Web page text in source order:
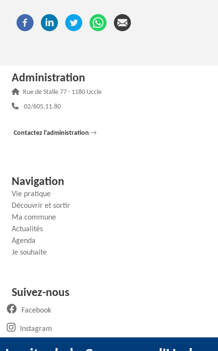
Administration
Adresse :
Rue de Stalle 77 - 1180 Uccle
Téléphone :
02/605.11.80
Contactez l'administration →
Navigation
Vie pratique
Découvrir et sortir
Ma commune
Actualités
Agenda
Je souhaite
Suivez-nous
Facebook(ouvre un nouvel onglet)
Instagram(ouvre un nouvel onglet)
LinkedIn